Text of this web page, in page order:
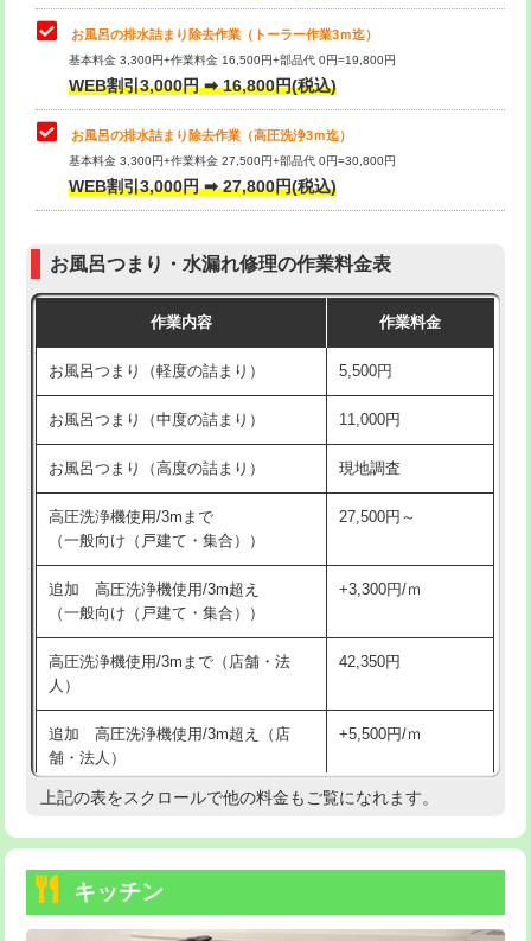
タンクレストイレ脱着 33,000円
小便器トイレ脱着
その他部品の脱着 8,800円～
交換・取付（タンク）
交換・取付（普通便座） 11,000円+材料費
交換・取付（温水洗浄便座） 16,500円+材料費
交換・取付(単水栓（壁付・デッキ
式）)
13,200円+材料費
交換・取付(混合水栓（壁付・デッキ
式・ワンホール）)
16,500円+材料費
交換・取付(排水栓・排水トラップ
（P/S/ポップアップ））
22,000円+材料費
交換・取付（その他部品） 11,000円+材料費
持込商品取付（単水栓） 13,200円
持込商品取付（混合水栓）
持込商品取付（浄水器・分岐水栓） 16,500円
持込商品取付（温水洗浄便座） 22,000円
持込商品取付（普通便座⇔温水洗浄便
22,000円
給水管工事※（ホール加工)
お風呂の排水詰まり除去作業（トーラー作業3ｍ迄）
基本料金 3,300円+作業料金 16,500円+部品代 0円=19,800円
WEB割引3,000円 ➡ 16,800円(税込)
お風呂の排水詰まり除去作業（高圧洗浄3ｍ迄）
基本料金 3,300円+作業料金 27,500円+部品代 0円=30,800円
WEB割引3,000円 ➡ 27,800円(税込)
お風呂つまり・水漏れ修理の作業料金表
作業内容 作業料金
お風呂つまり（軽度の詰まり） 5,500円
お風呂つまり（中度の詰まり） 11,000円
お風呂つまり（高度の詰まり） 現地調査
高圧洗浄機使用/3mまで
（一般向け（戸建て・集合））
27,500円～
追加 高圧洗浄機使用/3m超え
（一般向け（戸建て・集合））
+3,300円/ｍ
高圧洗浄機使用/3mまで（店舗・法
人）
42,350円
追加 高圧洗浄機使用/3m超え（店
舗・法人）
+5,500円/ｍ
高度高圧洗浄換 現地調査
トーラー機使用/3mまで
上記の表をスクロールで他の料金もご覧になれます。
キッチン